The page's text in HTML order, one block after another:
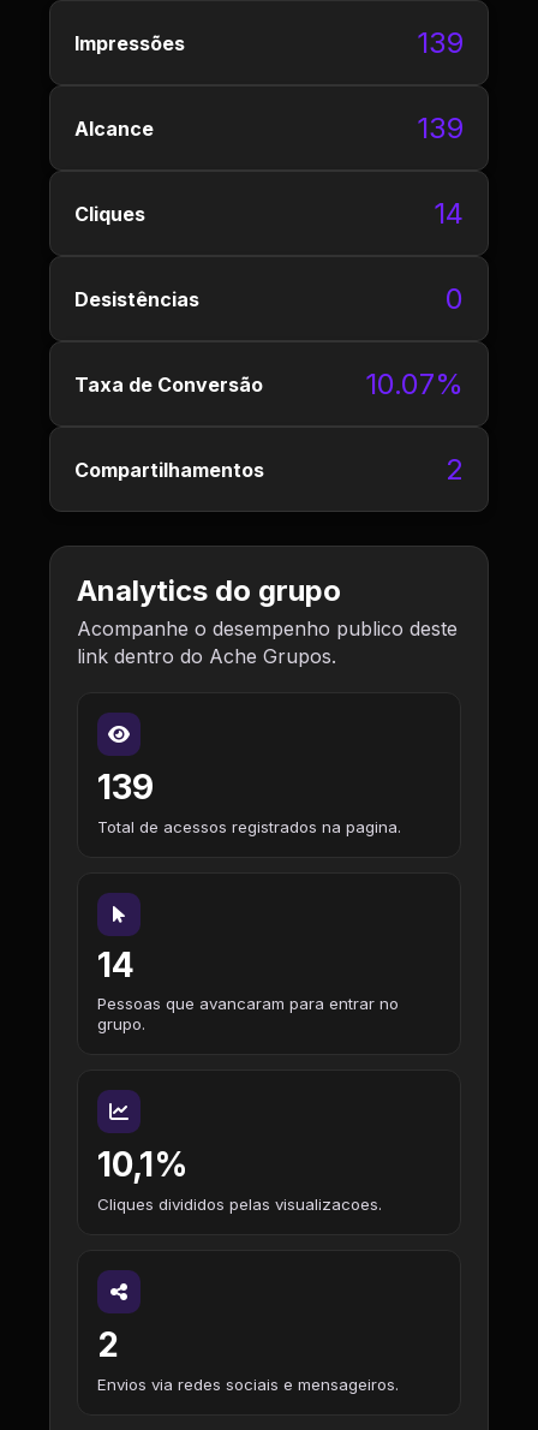
Impressões 139
Alcance 139
Cliques 14
Desistências 0
Taxa de Conversão 10.07%
Compartilhamentos 2
Analytics do grupo
Acompanhe o desempenho publico deste
link dentro do Ache Grupos.
139
Total de acessos registrados na pagina.
14
Pessoas que avancaram para entrar no
grupo.
10,1%
Cliques divididos pelas visualizacoes.
2
Envios via redes sociais e mensageiros.